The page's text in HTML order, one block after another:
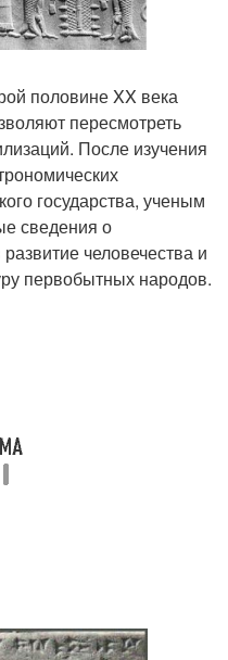
половине XX века
пересмотреть
После изучения
государства, ученым
сведения о
человечества и
первобытных народов.